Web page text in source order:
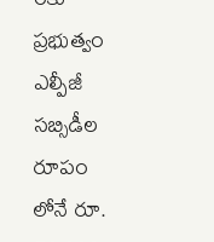
ప్రభుత్వం
ఎల్పీజీ
సబ్సిడీల
రూపం
లోనే రూ.